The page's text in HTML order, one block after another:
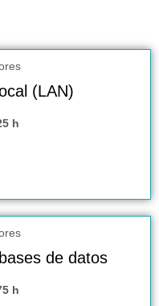
(LAN)
h
de datos
h